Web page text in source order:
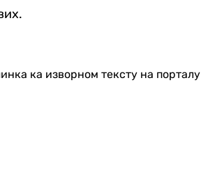
ка изворном тексту на порталу